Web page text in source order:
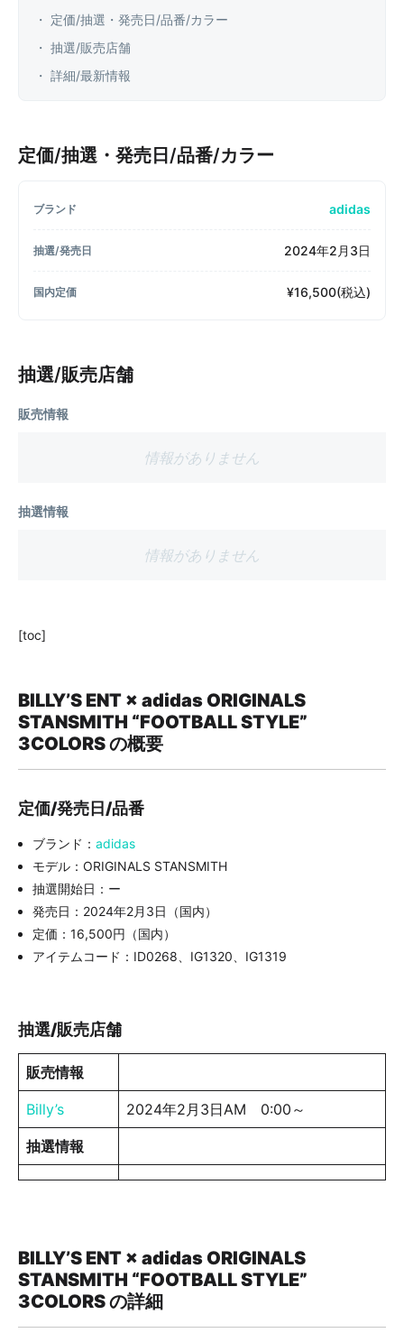
・ 定価/抽選・発売日/品番/カラー
・ 抽選/販売店舗
・ 詳細/最新情報
定価/抽選・発売日/品番/カラー
ブランド adidas
抽選/発売日 2024年2月3日
国内定価 ¥16,500(税込)
抽選/販売店舗
販売情報
情報がありません
抽選情報
情報がありません
[toc]
BILLY’S ENT × adidas ORIGINALS
STANSMITH “FOOTBALL STYLE”
3COLORS の概要
定価/発売日/品番
ブランド： adidas
モデル：ORIGINALS STANSMITH
抽選開始日：ー
発売日：2024年2月3日（国内）
定価：16,500円（国内）
アイテムコード：ID0268、IG1320、IG1319
抽選/販売店舗
販売情報
Billy’s 2024年2月3日AM 0:00～
抽選情報
BILLY’S ENT × adidas ORIGINALS
STANSMITH “FOOTBALL STYLE”
3COLORS の詳細